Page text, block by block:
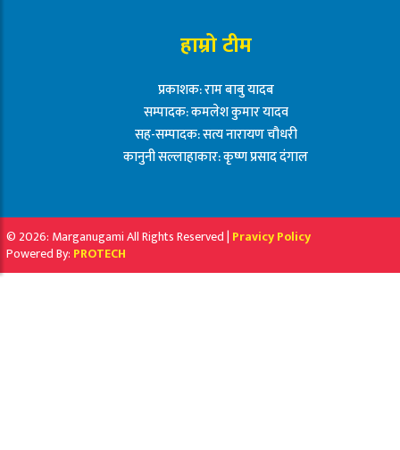
हाम्रो टीम
प्रकाशक: राम बाबु यादब
सम्पादक: कमलेश कुमार यादव
सह-सम्पादक: सत्य नारायण चौधरी
कानुनी सल्लाहाकार: कृष्ण प्रसाद दंगाल
© 2026: Marganugami All Rights Reserved | Pravicy Policy
Powered By: PROTECH